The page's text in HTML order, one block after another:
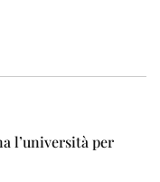
l’università per